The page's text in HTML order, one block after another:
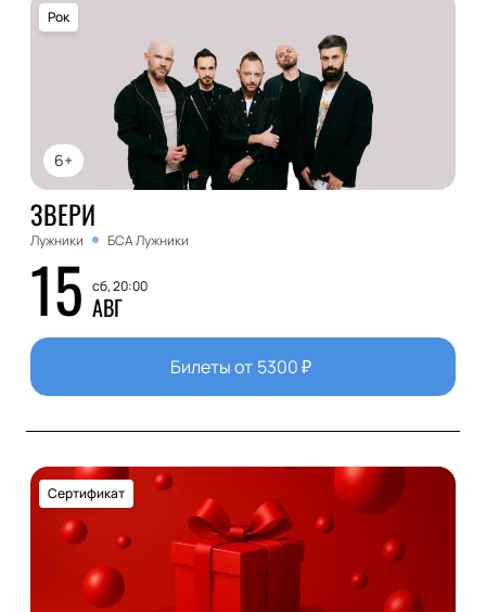
6+
Рок
ЗВЕРИ
Лужники БСА Лужники
15 сб, 20:00
АВГ
Билеты от 5300₽
Сертификат